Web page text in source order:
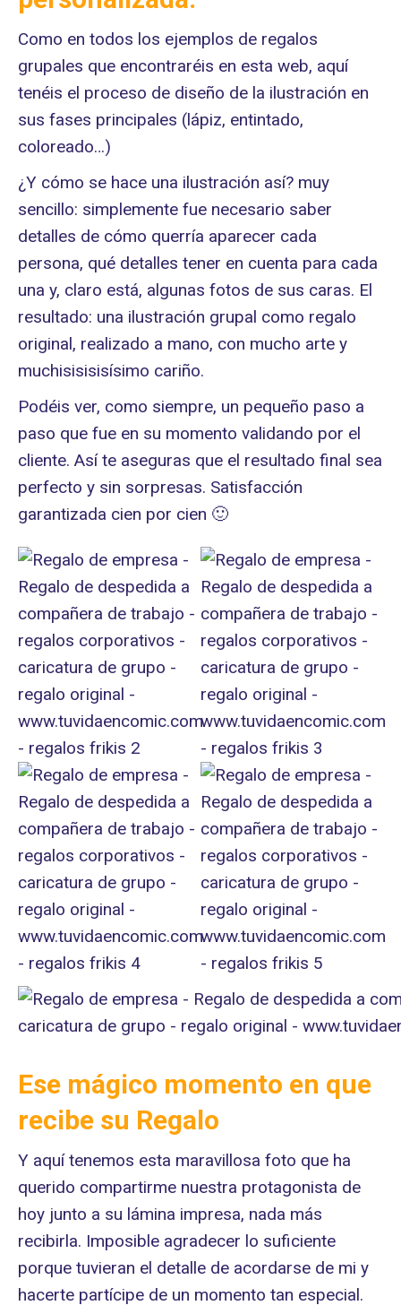
Como en todos los ejemplos de regalos
grupales que encontraréis en esta web, aquí
tenéis el proceso de diseño de la ilustración en
sus fases principales (lápiz, entintado,
coloreado…)
¿Y cómo se hace una ilustración así? muy
sencillo: simplemente fue necesario saber
detalles de cómo querría aparecer cada
persona, qué detalles tener en cuenta para cada
una y, claro está, algunas fotos de sus caras. El
resultado: una ilustración grupal como regalo
original, realizado a mano, con mucho arte y
muchisisisisísimo cariño.
Podéis ver, como siempre, un pequeño paso a
paso que fue en su momento validando por el
cliente. Así te aseguras que el resultado final sea
perfecto y sin sorpresas. Satisfacción
garantizada cien por cien 🙂
Ese mágico momento en que
recibe su Regalo
Y aquí tenemos esta maravillosa foto que ha
querido compartirme nuestra protagonista de
hoy junto a su lámina impresa, nada más
recibirla. Imposible agradecer lo suficiente
porque tuvieran el detalle de acordarse de mi y
hacerte partícipe de un momento tan especial.